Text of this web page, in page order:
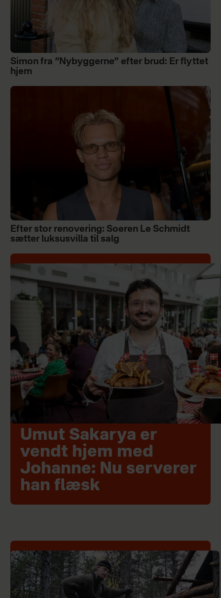
Simon fra “Nybyggerne” efter brud: Er flyttet
hjem
Efter stor renovering: Soeren Le Schmidt
sætter luksusvilla til salg
Umut Sakarya er
vendt hjem med
Johanne: Nu serverer
han flæsk